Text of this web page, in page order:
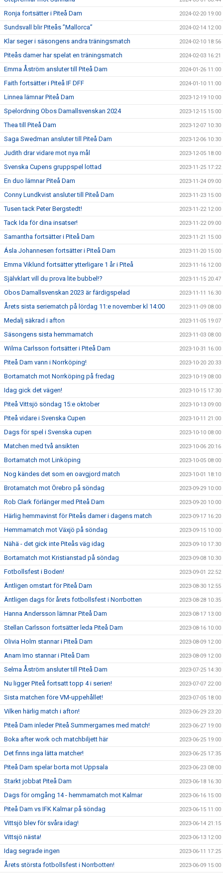
Ronja fortsätter i Piteå Dam 2024-02-20 19:00
Sundsvall blir Piteås ”Mallorca” 2024-02-14 12:00
Klar seger i säsongens andra träningsmatch 2024-02-10 18:56
Piteås damer har spelat en träningsmatch 2024-02-03 16:21
Emma Åström ansluter till Piteå Dam 2024-01-26 11:00
Faith fortsätter i Piteå IF DFF 2024-01-10 11:00
Linnea lämnar Piteå Dam 2023-12-19 10:00
Spelordning Obos Damallsvenskan 2024 2023-12-15 15:00
Thea till Piteå Dam 2023-12-07 10:30
Saga Swedman ansluter till Piteå Dam 2023-12-06 10:30
Judith drar vidare mot nya mål 2023-12-05 18:00
Svenska Cupens gruppspel lottad 2023-11-25 17:22
En duo lämnar Piteå Dam 2023-11-24 09:00
Conny Lundkvist ansluter till Piteå Dam 2023-11-23 15:00
Tusen tack Peter Bergstedt! 2023-11-22 12:00
Tack Ida för dina insatser! 2023-11-22 09:00
Samantha fortsätter i Piteå Dam 2023-11-21 15:00
Ásla Johannesen fortsätter i Piteå Dam 2023-11-20 15:00
Emma Viklund fortsätter ytterligare 1 år i Piteå 2023-11-16 12:00
Självklart vill du prova lite bubbel!? 2023-11-15 20:47
Obos Damallsvenskan 2023 är färdigspelad 2023-11-11 16:30
Årets sista seriematch på lördag 11:e november kl 14:00 2023-11-09 08:00
Medalj säkrad i afton 2023-11-05 19:07
Säsongens sista hemmamatch 2023-11-03 08:00
Wilma Carlsson fortsätter i Piteå Dam 2023-10-31 16:00
Piteå Dam vann i Norrköping! 2023-10-20 20:33
Bortamatch mot Norrköping på fredag 2023-10-19 08:00
Idag gick det vägen! 2023-10-15 17:30
Piteå Vittsjö söndag 15:e oktober 2023-10-13 09:00
Piteå vidare i Svenska Cupen 2023-10-11 21:00
Dags för spel i Svenska cupen 2023-10-10 08:00
Matchen med två ansikten 2023-10-06 20:16
Bortamatch mot Linköping 2023-10-05 08:00
Nog kändes det som en oavgjord match 2023-10-01 18:10
Brotamatch mot Örebro på söndag 2023-09-29 10:00
Rob Clark förlänger med Piteå Dam 2023-09-20 10:00
Härlig hemmavinst för Piteås damer i dagens match 2023-09-17 16:20
Hemmamatch mot Växjö på söndag 2023-09-15 10:00
Nähä - det gick inte Piteås väg idag 2023-09-10 17:30
Bortamatch mot Kristianstad på söndag 2023-09-08 10:30
Fotbollsfest i Boden! 2023-09-01 22:52
Äntligen omstart för Piteå Dam 2023-08-30 12:55
Äntligen dags för årets fotbollsfest i Norrbotten 2023-08-28 10:35
Hanna Andersson lämnar Piteå Dam 2023-08-17 13:00
Stellan Carlsson fortsätter leda Piteå Dam 2023-08-16 10:00
Olivia Holm stannar i Piteå Dam 2023-08-09 12:00
Anam Imo stannar i Piteå Dam 2023-08-09 12:00
Selma Åström ansluter till Piteå Dam 2023-07-25 14:30
Nu ligger Piteå fortsatt topp 4 i serien! 2023-07-07 22:00
Sista matchen före VM-uppehållet! 2023-07-05 18:00
Vilken härlig match i afton! 2023-06-29 23:20
Piteå Dam inleder Piteå Summergames med match! 2023-06-27 19:00
Boka after work och matchbiljett här 2023-06-25 19:00
Det finns inga lätta matcher! 2023-06-25 17:35
Piteå Dam spelar borta mot Uppsala 2023-06-23 08:00
Starkt jobbat Piteå Dam 2023-06-18 16:30
Dags för omgång 14 - hemmamatch mot Kalmar 2023-06-16 15:00
Piteå Dam vs IFK Kalmar på söndag 2023-06-15 11:00
Vittsjö blev för svåra idag! 2023-06-14 21:15
Vittsjö nästa! 2023-06-13 12:00
Idag segrade ingen 2023-06-11 17:25
Årets största fotbollsfest i Norrbotten! 2023-06-09 15:00